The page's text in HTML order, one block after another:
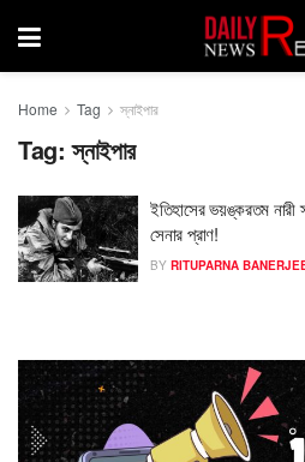
Home Tag স্নাইপার
Tag:স্নাইপার
ইতিহাসের ভয়ঙ্করতম নারী
সেনার প্রাণ!
BY RITUPARNA